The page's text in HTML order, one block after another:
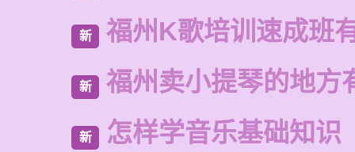
新 福州K歌培训速成班
新 福州卖小提琴的地方
新 怎样学音乐基础知识